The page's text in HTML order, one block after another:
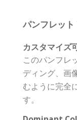
パンフレッ
カスタマイズ
このパンフレ
ディング、画
むように完全
す。